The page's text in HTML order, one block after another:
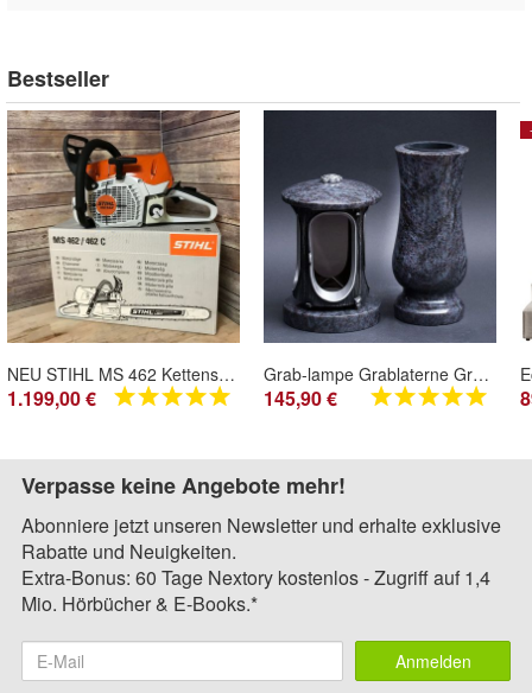
Bestseller
NEU STIHL MS 462 Kettensäge Motorsäge mit 50 cm 1x Schwert 2x Ketten wow Angebot
1.199,00 €
Grab-lampe Grablaterne Grab-vase Grabschmuckset Grablampe und Vase aus Granit Orion
145,90 €
Verpasse keine Angebote mehr!
Abonniere jetzt unseren Newsletter und erhalte exklusive
Rabatte und Neuigkeiten.
Extra-Bonus: 60 Tage Nextory kostenlos - Zugriff auf 1,4
Mio. Hörbücher & E-Books.*
Anmelden